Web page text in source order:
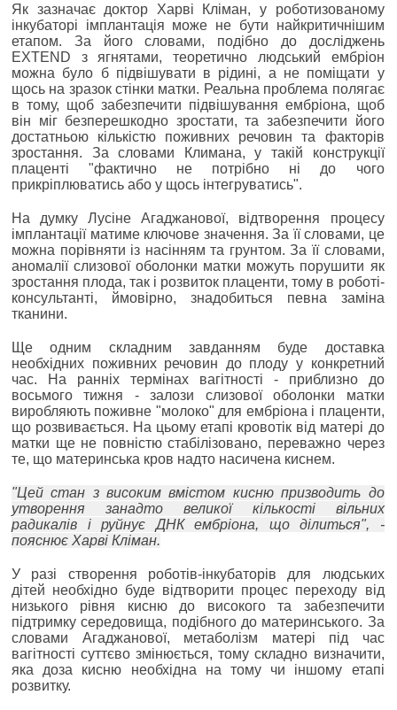
Як зазначає доктор Харві Кліман, у роботизованому
інкубаторі імплантація може не бути найкритичнішим
етапом. За його словами, подібно до досліджень
EXTEND з ягнятами, теоретично людський ембріон
можна було б підвішувати в рідині, а не поміщати у
щось на зразок стінки матки. Реальна проблема полягає
в тому, щоб забезпечити підвішування ембріона, щоб
він міг безперешкодно зростати, та забезпечити його
достатньою кількістю поживних речовин та факторів
зростання. За словами Климана, у такій конструкції
плаценті "фактично не потрібно ні до чого
прикріплюватись або у щось інтегруватись".
На думку Лусіне Агаджанової, відтворення процесу
імплантації матиме ключове значення. За її словами, це
можна порівняти із насінням та грунтом. За її словами,
аномалії слизової оболонки матки можуть порушити як
зростання плода, так і розвиток плаценти, тому в роботі-
консультанті, ймовірно, знадобиться певна заміна
тканини.
Ще одним складним завданням буде доставка
необхідних поживних речовин до плоду у конкретний
час. На ранніх термінах вагітності - приблизно до
восьмого тижня - залози слизової оболонки матки
виробляють поживне "молоко" для ембріона і плаценти,
що розвивається. На цьому етапі кровотік від матері до
матки ще не повністю стабілізовано, переважно через
те, що материнська кров надто насичена киснем.
"Цей стан з високим вмістом кисню призводить до
утворення занадто великої кількості вільних
радикалів і руйнує ДНК ембріона, що ділиться", -
пояснює Харві Кліман.
У разі створення роботів-інкубаторів для людських
дітей необхідно буде відтворити процес переходу від
низького рівня кисню до високого та забезпечити
підтримку середовища, подібного до материнського. За
словами Агаджанової, метаболізм матері під час
вагітності суттєво змінюється, тому складно визначити,
яка доза кисню необхідна на тому чи іншому етапі
розвитку.